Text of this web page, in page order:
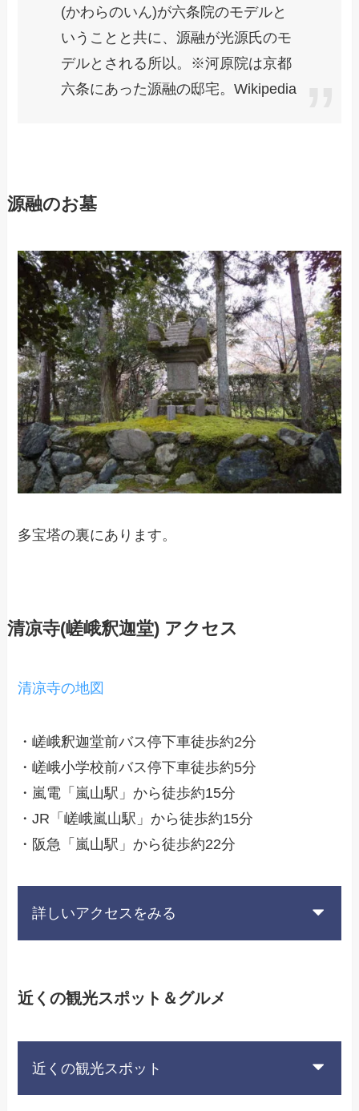
(かわらのいん)が六条院のモデルと
いうことと共に、源融が光源氏のモ
デルとされる所以。※河原院は京都
六条にあった源融の邸宅。Wikipedia
源融のお墓
多宝塔の裏にあります。
清凉寺(嵯峨釈迦堂) アクセス
清凉寺の地図
・嵯峨釈迦堂前バス停下車徒歩約2分
・嵯峨小学校前バス停下車徒歩約5分
・嵐電「嵐山駅」から徒歩約15分
・JR「嵯峨嵐山駅」から徒歩約15分
・阪急「嵐山駅」から徒歩約22分
詳しいアクセスをみる
近くの観光スポット＆グルメ
近くの観光スポット